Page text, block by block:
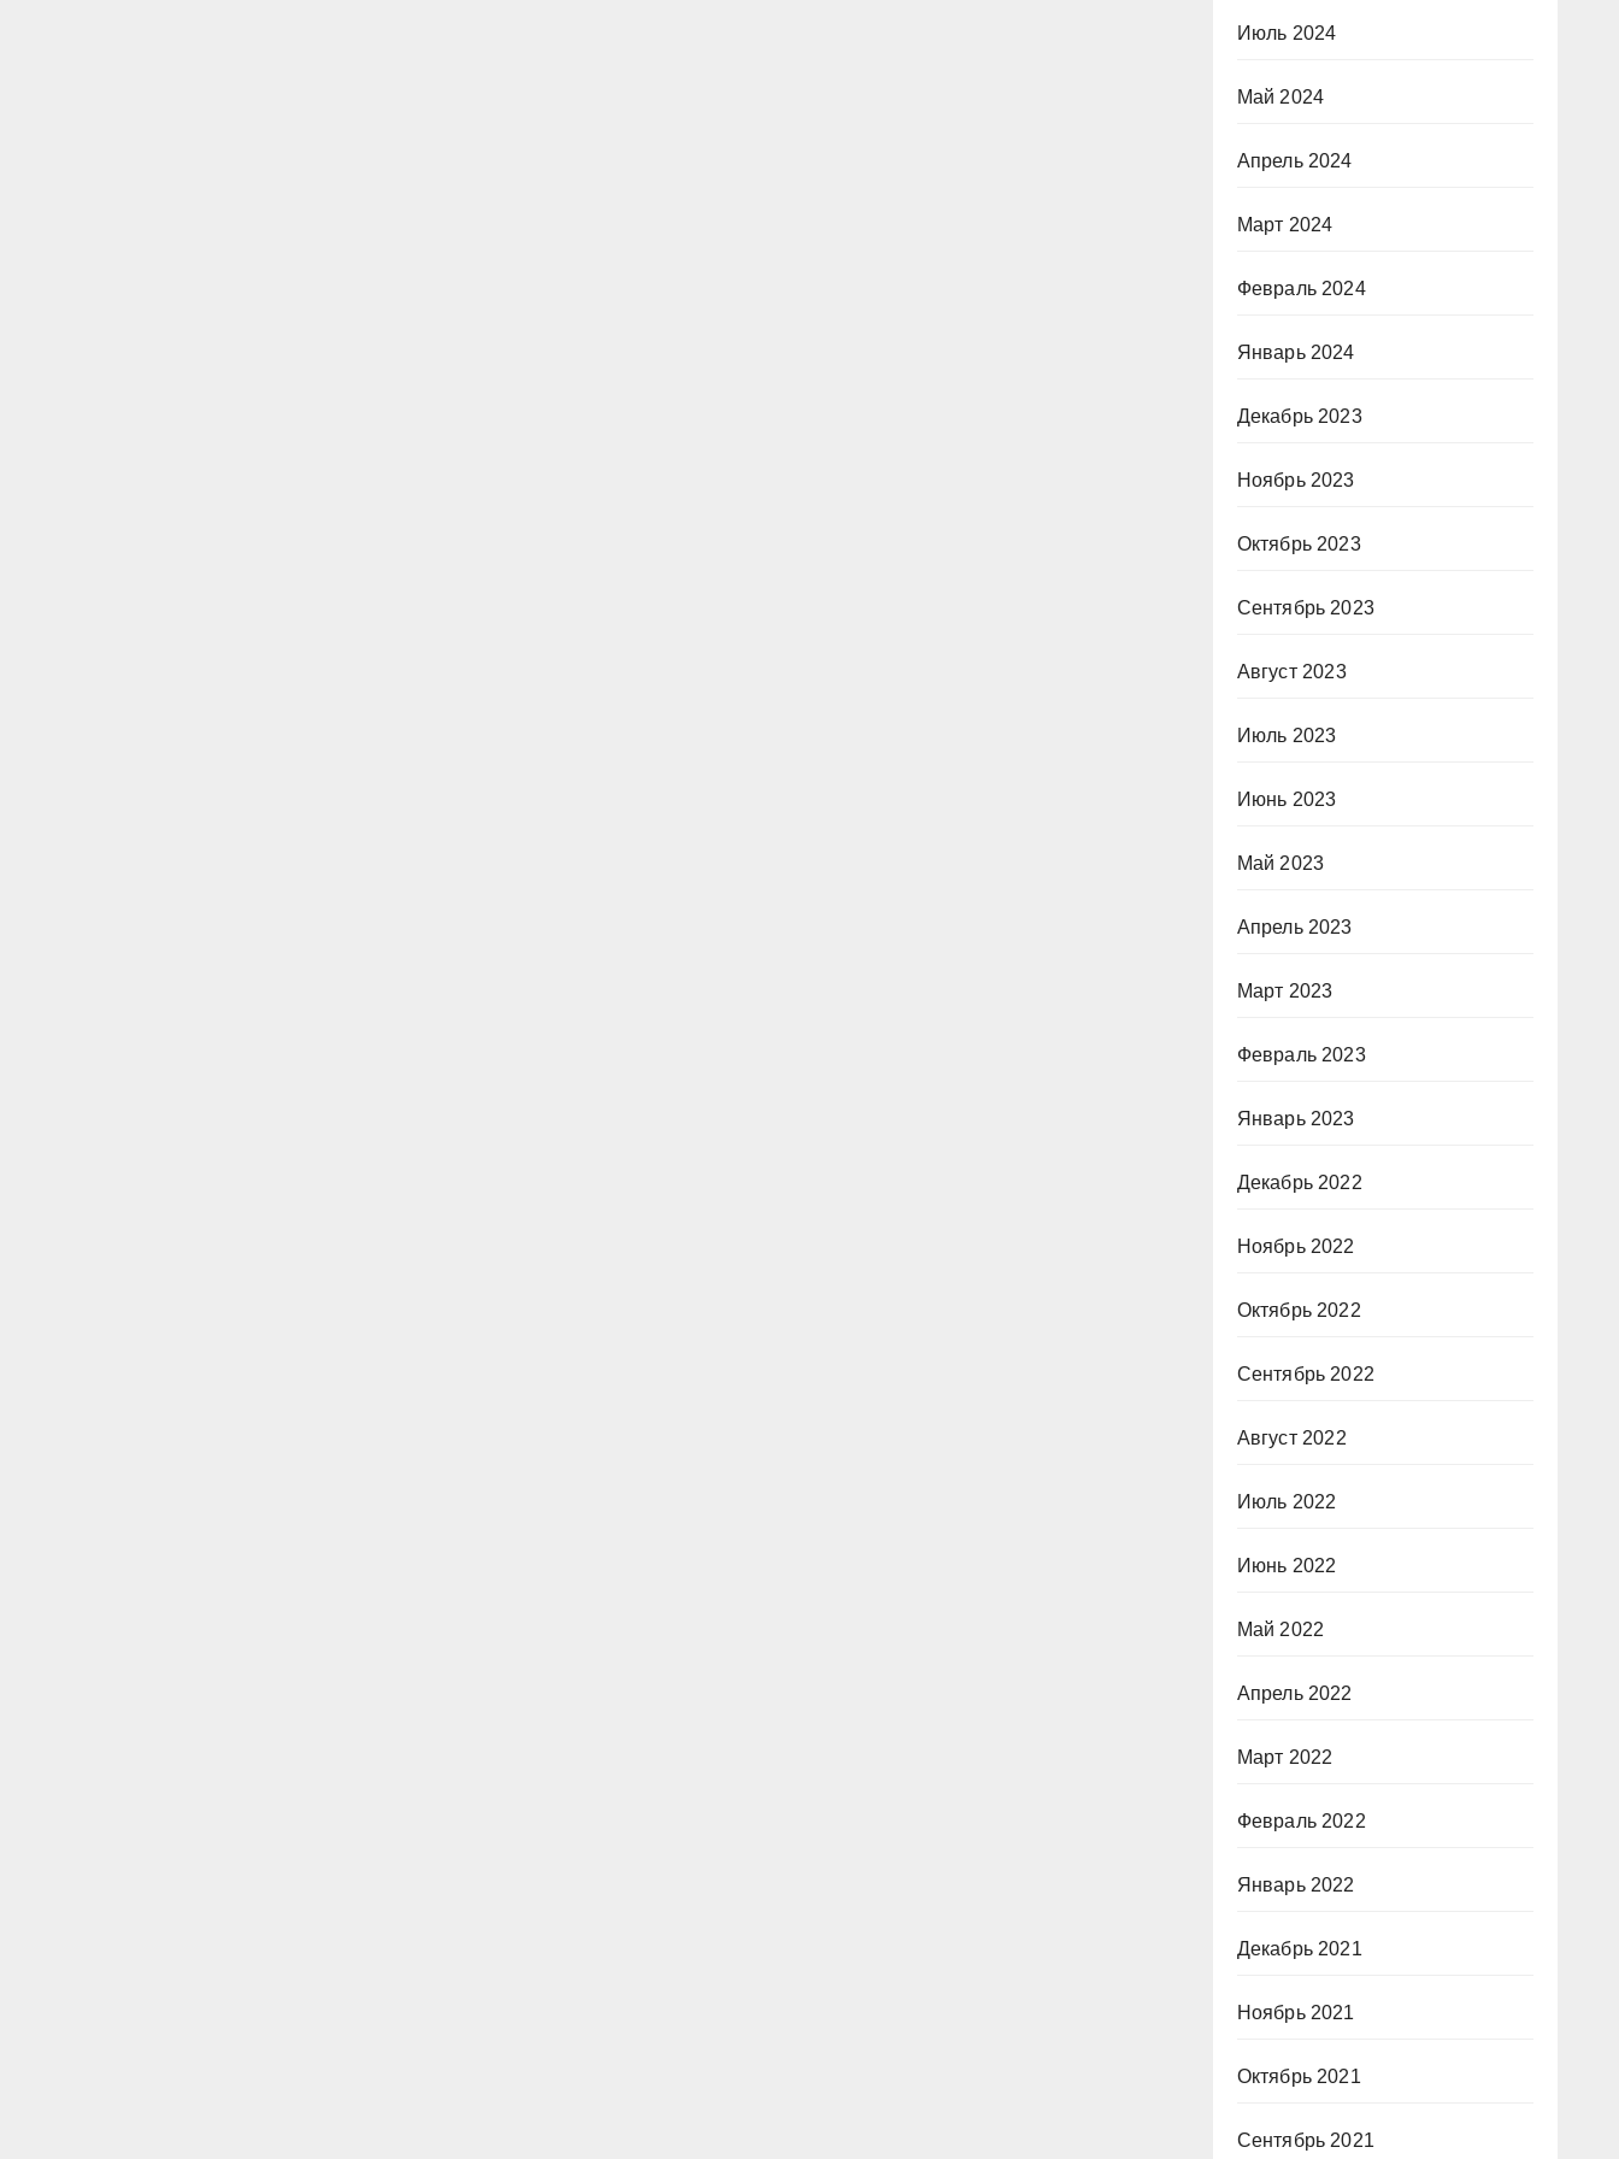
Июль 2024
Май 2024
Апрель 2024
Март 2024
Февраль 2024
Январь 2024
Декабрь 2023
Ноябрь 2023
Октябрь 2023
Сентябрь 2023
Август 2023
Июль 2023
Июнь 2023
Май 2023
Апрель 2023
Март 2023
Февраль 2023
Январь 2023
Декабрь 2022
Ноябрь 2022
Октябрь 2022
Сентябрь 2022
Август 2022
Июль 2022
Июнь 2022
Май 2022
Апрель 2022
Март 2022
Февраль 2022
Январь 2022
Декабрь 2021
Ноябрь 2021
Октябрь 2021
Сентябрь 2021